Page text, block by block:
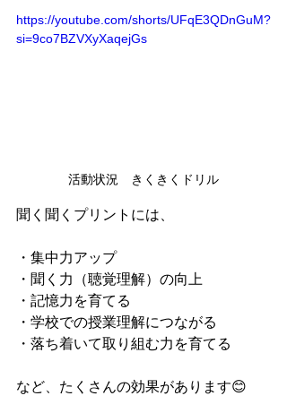
https://youtube.com/shorts/UFqE3QDnGuM?
si=9co7BZVXyXaqejGs
活動状況　きくきくドリル
聞く聞くプリントには、
・集中力アップ
・聞く力（聴覚理解）の向上
・記憶力を育てる
・学校での授業理解につながる
・落ち着いて取り組む力を育てる
など、たくさんの効果があります😊